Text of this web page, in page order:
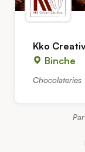
Kko
Binche
Chocolateries